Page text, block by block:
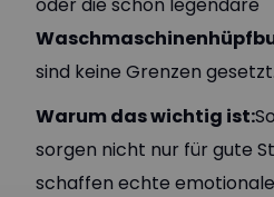
sind keine Grenzen gesetzt.
Warum das wichtig ist:
sorgen nicht nur für gute
schaffen echte